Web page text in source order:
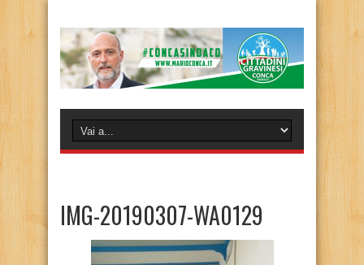
IMG-20190307-WA0129